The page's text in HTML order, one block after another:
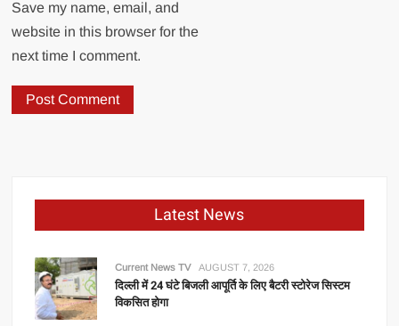
Save my name, email, and
website in this browser for the
next time I comment.
Latest News
Current News TV AUGUST 7, 2026
दिल्ली में 24 घंटे बिजली आपूर्ति के लिए बैटरी स्टोरेज सिस्टम
विकसित होगा